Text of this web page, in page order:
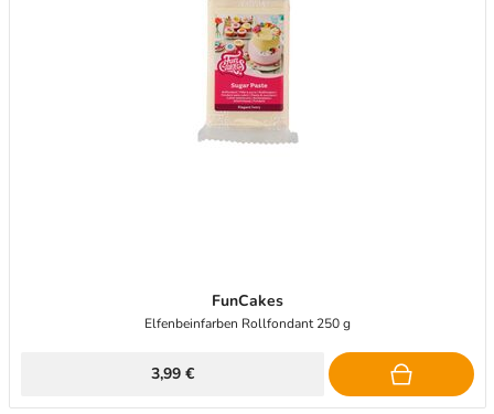
FunCakes
Elfenbeinfarben Rollfondant 250 g
3,99 €